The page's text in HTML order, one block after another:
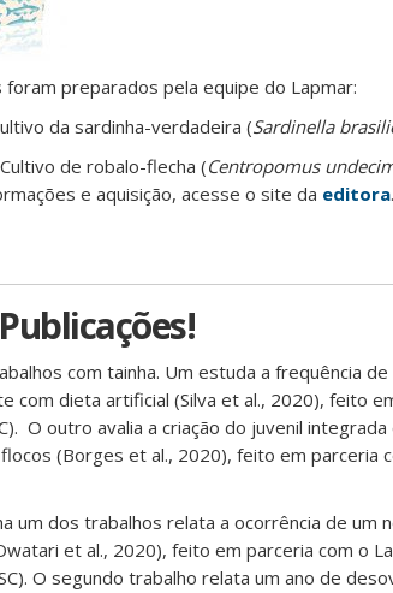
foram preparados pela equipe do Lapmar:
da sardinha-verdadeira (Sardinella
Cultivo de robalo-flecha (Centropomus
e aquisição, acesse o site da editora.
com tainha. Um estuda a frequência
com dieta artificial (Silva et al., 2020), feito
O outro avalia a criação do juvenil
(Borges et al., 2020), feito em parceria
um dos trabalhos relata a ocorrência de
et al., 2020), feito em parceria com o
O segundo trabalho relata um ano de